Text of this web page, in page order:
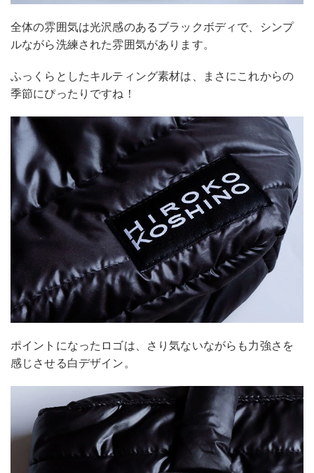
全体の雰囲気は光沢感のあるブラックボディで、シンプ
ルながら洗練された雰囲気があります。
ふっくらとしたキルティング素材は、まさにこれからの
季節にぴったりですね！
ポイントになったロゴは、さり気ないながらも力強さを
感じさせる白デザイン。